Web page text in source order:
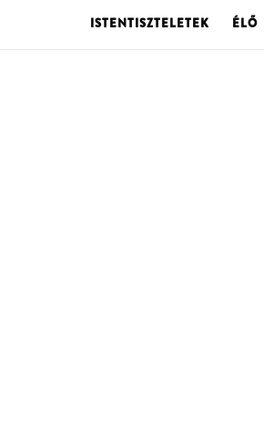
ISTENTISZTELETEK ÉLŐ